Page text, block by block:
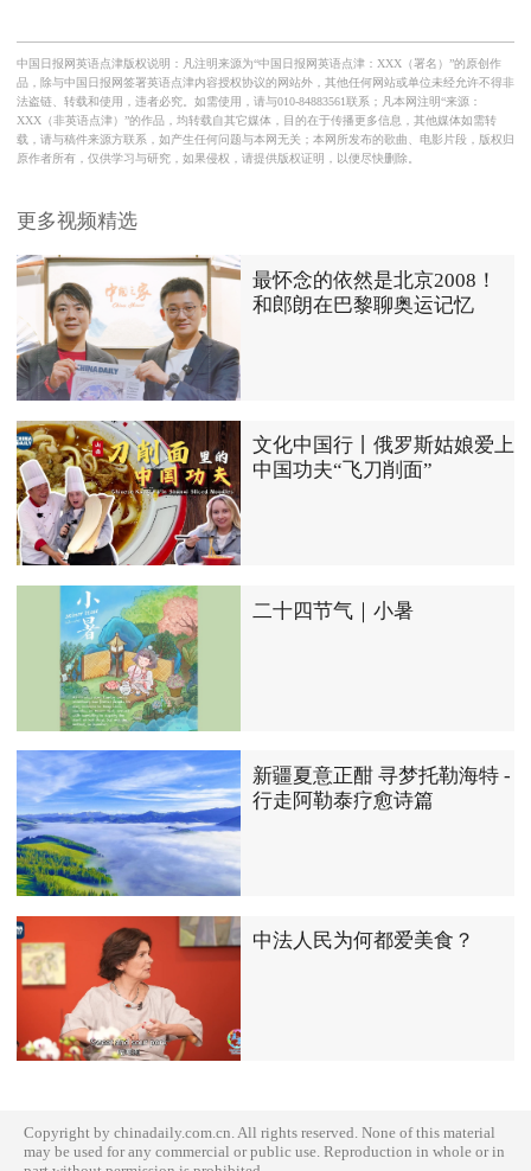
中国日报网英语点津版权说明：凡注明来源为“中国日报网英语点津：XXX（署名）”的原创作
品，除与中国日报网签署英语点津内容授权协议的网站外，其他任何网站或单位未经允许不得非
法盗链、转载和使用，违者必究。如需使用，请与010-84883561联系；凡本网注明“来源：
XXX（非英语点津）”的作品，均转载自其它媒体，目的在于传播更多信息，其他媒体如需转
载，请与稿件来源方联系，如产生任何问题与本网无关；本网所发布的歌曲、电影片段，版权归
原作者所有，仅供学习与研究，如果侵权，请提供版权证明，以便尽快删除。
更多视频精选
最怀念的依然是北京2008！
和郎朗在巴黎聊奥运记忆
文化中国行丨俄罗斯姑娘爱上
中国功夫“飞刀削面”
二十四节气｜小暑
新疆夏意正酣 寻梦托勒海特 -
行走阿勒泰疗愈诗篇
中法人民为何都爱美食？
Copyright by chinadaily.com.cn. All rights reserved. None of this material
may be used for any commercial or public use. Reproduction in whole or in